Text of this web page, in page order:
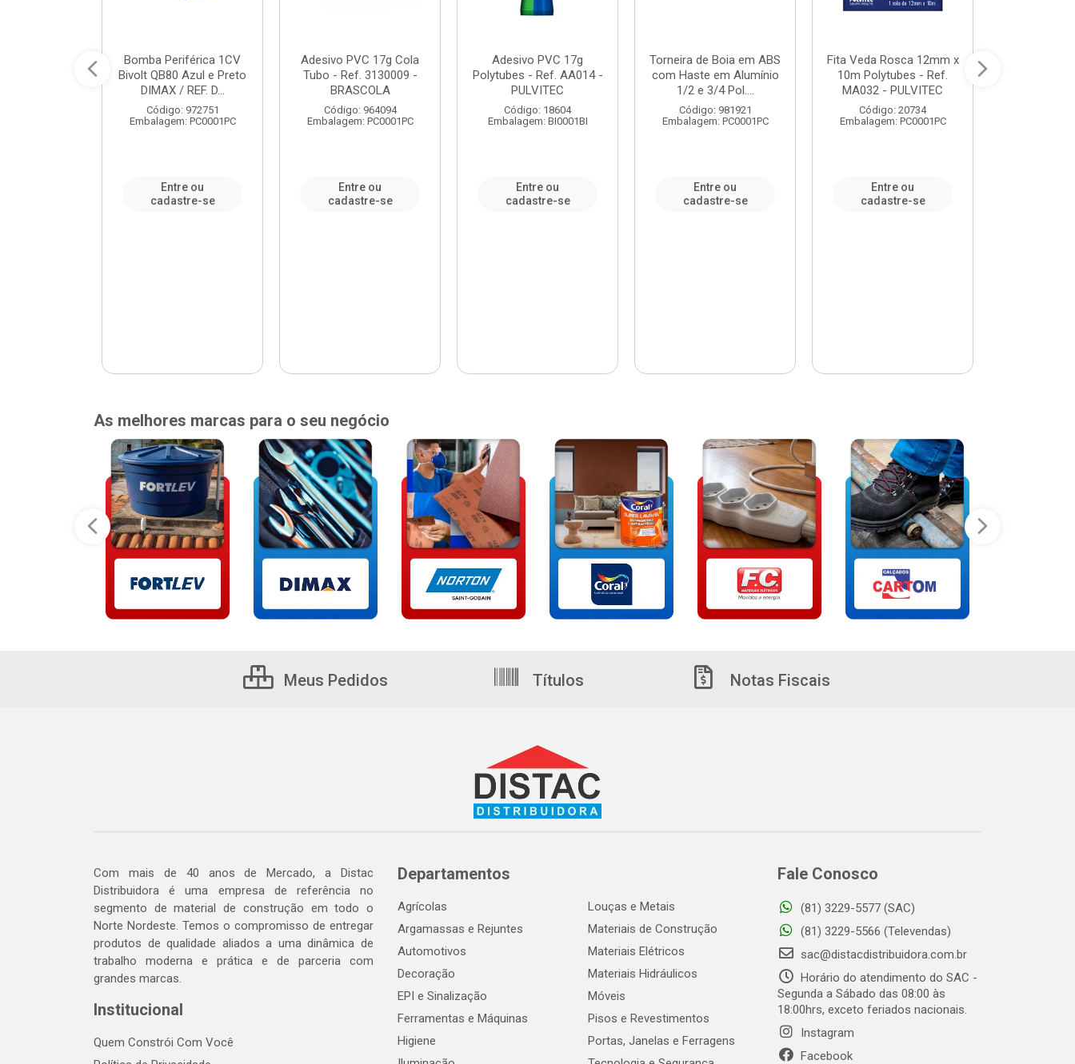
Bomba Periférica 1CV
Bivolt QB80 Azul e Preto
DIMAX / REF. D...
Código: 972751
Embalagem: PC0001PC
Entre ou
cadastre-se
Adesivo PVC 17g Cola
Tubo - Ref. 3130009 -
BRASCOLA
Código: 964094
Embalagem: PC0001PC
Entre ou
cadastre-se
Adesivo PVC 17g
Polytubes - Ref. AA014 -
PULVITEC
Código: 18604
Embalagem: BI0001BI
Entre ou
cadastre-se
Torneira de Boia em ABS
com Haste em Alumínio
1/2 e 3/4 Pol....
Código: 981921
Embalagem: PC0001PC
Entre ou
cadastre-se
Fita Veda Rosca 12mm x
10m Polytubes - Ref.
MA032 - PULVITEC
Código: 20734
Embalagem: PC0001PC
Entre ou
cadastre-se
As melhores marcas para o seu negócio
Meus Pedidos Títulos Notas Fiscais
Com mais de 40 anos de Mercado, a Distac
Distribuidora é uma empresa de referência no
segmento de material de construção em todo o
Norte Nordeste. Temos o compromisso de entregar
produtos de qualidade aliados a uma dinâmica de
trabalho moderna e prática e de parceria com
grandes marcas.
Institucional
Quem Constrói Com Você
Departamentos
Agrícolas
Argamassas e Rejuntes
Automotivos
Decoração
EPI e Sinalização
Ferramentas e Máquinas
Higiene
Louças e Metais
Materiais de Construção
Materiais Elétricos
Materiais Hidráulicos
Móveis
Pisos e Revestimentos
Portas, Janelas e Ferragens
Fale Conosco
(81) 3229-5577 (SAC)
(81) 3229-5566 (Televendas)
sac@distacdistribuidora.com.br
Horário do atendimento do SAC -
Segunda a Sábado das 08:00 às
18:00hrs, exceto feriados nacionais.
Instagram
Facebook